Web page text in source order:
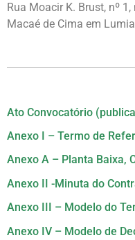
Rua Moacir K. Brust, nº
Macaé de Cima em
Ato Convocatório
Anexo I – Termo de
Anexo A – Planta Baixa,
Anexo II -Minuta do
Anexo III – Modelo do
Anexo IV – Modelo de